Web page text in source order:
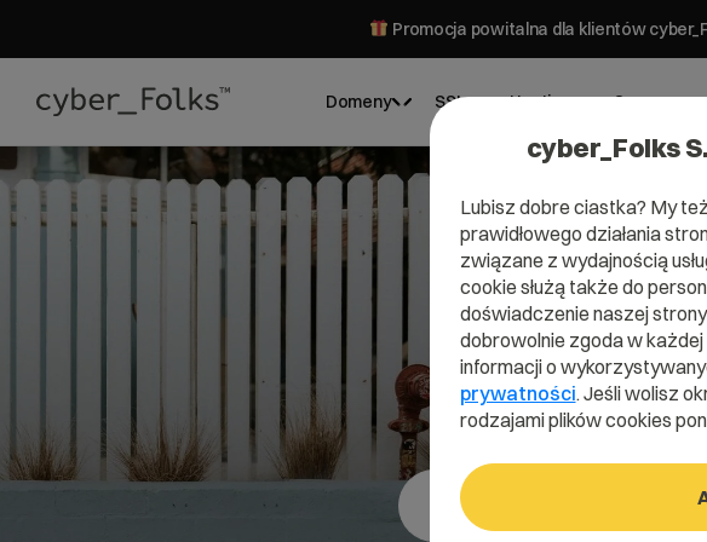
Promocja powitalna dla klientów
Domeny SSL Hosting Serwery
cyber_Folks
Lubisz dobre ciastka? My
prawidłowego działania
związane z wydajnością
cookie służą także do
doświadczenie naszej
dobrowolnie zgoda w
informacji o
prywatności. Jeśli wolisz
rodzajami plików cookies